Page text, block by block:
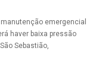
emergencial
haver baixa pressão
Sebastião,